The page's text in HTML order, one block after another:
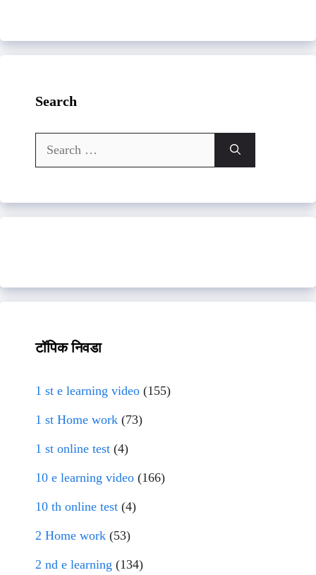
Search
Search
for:
टॉपिक निवडा
1 st e learning video (155)
1 st Home work (73)
1 st online test (4)
10 e learning video (166)
10 th online test (4)
2 Home work (53)
2 nd e learning (134)